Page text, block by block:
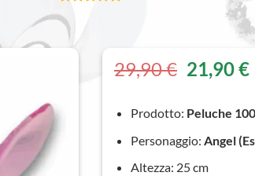
Valutato
5.00
su base di
2
recensioni
29,90€ Il
prezzo
era:
29,90 €.
21,90€Il
Prodotto: Peluche
Personaggio: Angel
Altezza: 25 cm